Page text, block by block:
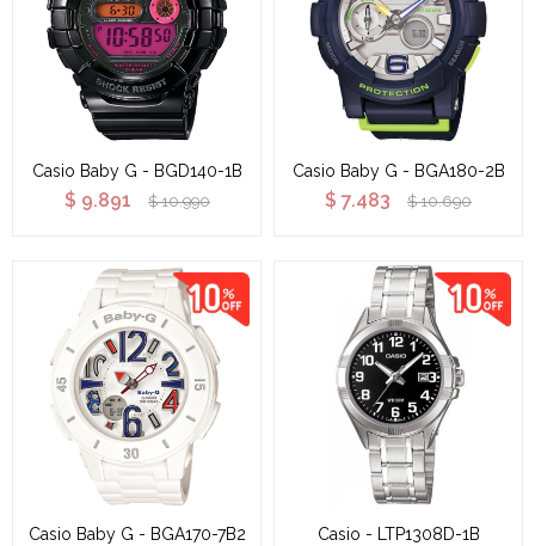
Casio Baby G - BGD140-1B
$ 9.891 $ 10.990
Casio Baby G - BGA180-2B
$ 7.483 $ 10.690
Casio Baby G - BGA170-7B2 Casio - LTP1308D-1B